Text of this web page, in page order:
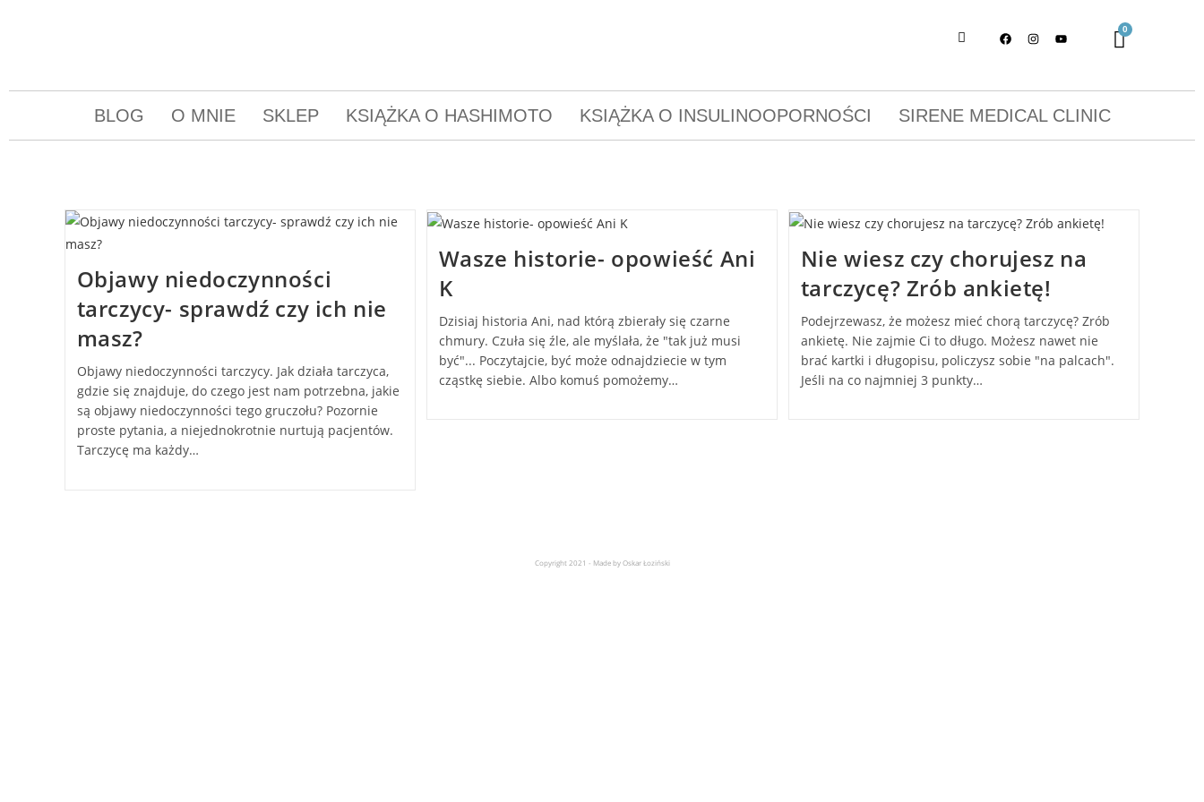
BLOG O MNIE SKLEP KSIĄŻKA O HASHIMOTO KSIĄŻKA O INSULINOOPORNOŚCI SIRENE MEDICAL CLINIC
Objawy niedoczynności
tarczycy- sprawdź czy ich nie
masz?
Objawy niedoczynności tarczycy. Jak działa tarczyca,
gdzie się znajduje, do czego jest nam potrzebna, jakie
są objawy niedoczynności tego gruczołu? Pozornie
proste pytania, a niejednokrotnie nurtują pacjentów.
Tarczycę ma każdy…
Wasze historie- opowieść Ani
K
Dzisiaj historia Ani, nad którą zbierały się czarne
chmury. Czuła się źle, ale myślała, że "tak już musi
być"... Poczytajcie, być może odnajdziecie w tym
cząstkę siebie. Albo komuś pomożemy…
Nie wiesz czy chorujesz na
tarczycę? Zrób ankietę!
Podejrzewasz, że możesz mieć chorą tarczycę? Zrób
ankietę. Nie zajmie Ci to długo. Możesz nawet nie
brać kartki i długopisu, policzysz sobie "na palcach".
Jeśli na co najmniej 3 punkty…
Copyright 2021 - Made by Oskar Łoziński